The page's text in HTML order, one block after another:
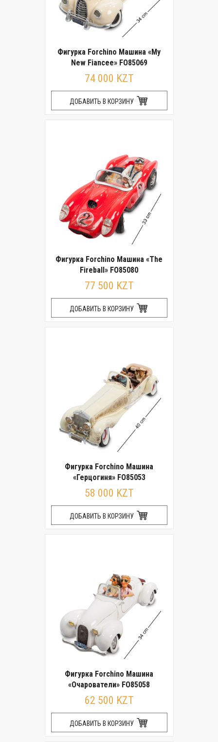
Фигурка Forchino Машина «My
New Fiancee» FO85069
74 000 KZT
ДОБАВИТЬ В КОРЗИНУ
Фигурка Forchino Машина «The
Fireball» FO85080
77 500 KZT
ДОБАВИТЬ В КОРЗИНУ
Фигурка Forchino Машина
«Герцогиня» FO85053
58 000 KZT
ДОБАВИТЬ В КОРЗИНУ
Фигурка Forchino Машина
«Очарователи» FO85058
62 500 KZT
ДОБАВИТЬ В КОРЗИНУ